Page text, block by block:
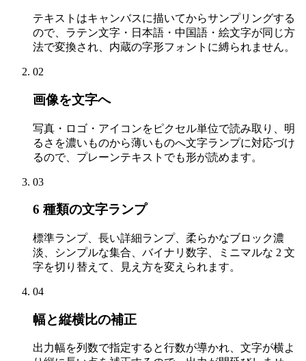
テキストはキャンバスに描いてからサンプリングする
ので、ラテン文字・日本語・中国語・絵文字が同じ方
法で変換され、内蔵の字形フォントに縛られません。
02
画像を文字へ
写真・ロゴ・アイコンをピクセル単位で読み取り、明
るさを濃いものから薄いものへ文字ランプに対応づけ
るので、プレーンテキストでも形が読めます。
03
6 種類の文字ランプ
標準ランプ、長い詳細ランプ、柔らかなブロック濃
淡、シンプルな集合、バイナリ数字、ミニマルな 2 文
字を切り替えて、見え方を変えられます。
04
幅と縦横比の補正
出力幅を列数で指定すると行数が導かれ、文字が横よ